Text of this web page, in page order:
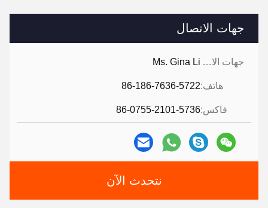
جهات الاتصال
جهات الاتصال: Ms. Gina Li
هاتف:86-186-7636-5722
فاكس:86-0755-2101-5736
نتحدث الآن